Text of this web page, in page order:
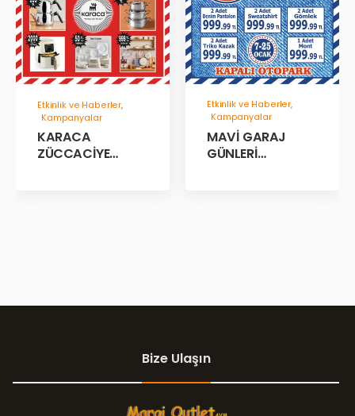
Etkinlik ve Haberler,
Kampanyalar
KARACA
ZÜCCACİYE
Etkinlik ve Haberler,
Kampanyalar
MAVİ GARAJ
GÜNLERİ
Bize Ulaşın